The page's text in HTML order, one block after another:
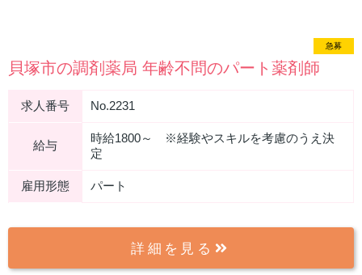
急募
貝塚市の調剤薬局 年齢不問のパート薬剤師
求人番号 No.2231
給与
時給1800～ ※経験やスキルを考慮のうえ決
定
雇用形態 パート
詳細を見る